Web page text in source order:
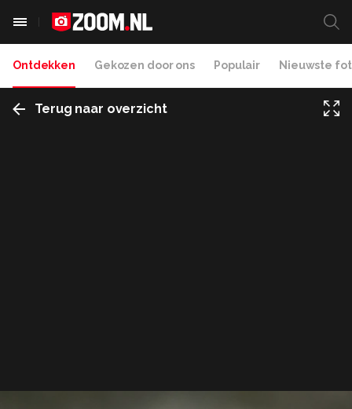
Ontdekken Gekozen door ons Populair Nieuwste
Terug naar overzicht